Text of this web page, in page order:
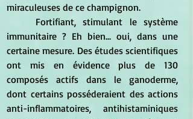
miraculeuses de ce champignon.
immunitaire ? Eh bien... oui, dans une
certaine mesure. Des études scientifiques
ont mis en évidence plus de 130
composés actifs dans le ganoderme,
dont certains posséderaient des actions
anti-inflammatoires, antihistaminiques